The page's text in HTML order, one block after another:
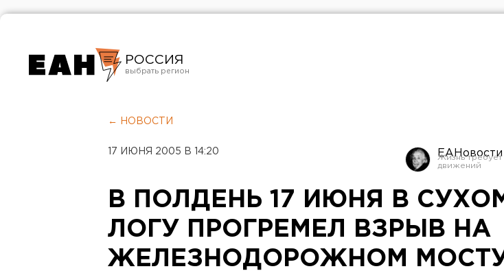
РОССИЯ
Челябинск
← НОВОСТИ
17 ИЮНЯ 2005 В 14:20 ЕАНовости
В ПОЛДЕНЬ 17 ИЮНЯ В
ЛОГУ ПРОГРЕМЕЛ ВЗРЫВ НА
ЖЕЛЕЗНОДОРОЖНОМ